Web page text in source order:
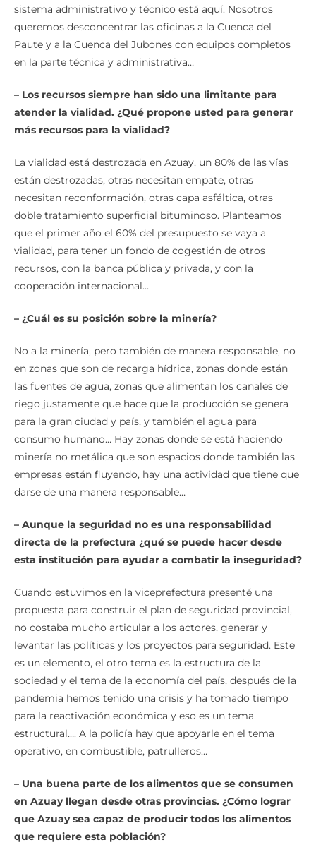
sistema administrativo y técnico está aquí. Nosotros
queremos desconcentrar las oficinas a la Cuenca del
Paute y a la Cuenca del Jubones con equipos completos
en la parte técnica y administrativa…
– Los recursos siempre han sido una limitante para
atender la vialidad. ¿Qué propone usted para generar
más recursos para la vialidad?
La vialidad está destrozada en Azuay, un 80% de las vías
están destrozadas, otras necesitan empate, otras
necesitan reconformación, otras capa asfáltica, otras
doble tratamiento superficial bituminoso. Planteamos
que el primer año el 60% del presupuesto se vaya a
vialidad, para tener un fondo de cogestión de otros
recursos, con la banca pública y privada, y con la
cooperación internacional…
– ¿Cuál es su posición sobre la minería?
No a la minería, pero también de manera responsable, no
en zonas que son de recarga hídrica, zonas donde están
las fuentes de agua, zonas que alimentan los canales de
riego justamente que hace que la producción se genera
para la gran ciudad y país, y también el agua para
consumo humano… Hay zonas donde se está haciendo
minería no metálica que son espacios donde también las
empresas están fluyendo, hay una actividad que tiene que
darse de una manera responsable…
– Aunque la seguridad no es una responsabilidad
directa de la prefectura ¿qué se puede hacer desde
esta institución para ayudar a combatir la inseguridad?
Cuando estuvimos en la viceprefectura presenté una
propuesta para construir el plan de seguridad provincial,
no costaba mucho articular a los actores, generar y
levantar las políticas y los proyectos para seguridad. Este
es un elemento, el otro tema es la estructura de la
sociedad y el tema de la economía del país, después de la
pandemia hemos tenido una crisis y ha tomado tiempo
para la reactivación económica y eso es un tema
estructural…. A la policía hay que apoyarle en el tema
operativo, en combustible, patrulleros…
– Una buena parte de los alimentos que se consumen
en Azuay llegan desde otras provincias. ¿Cómo lograr
que Azuay sea capaz de producir todos los alimentos
que requiere esta población?